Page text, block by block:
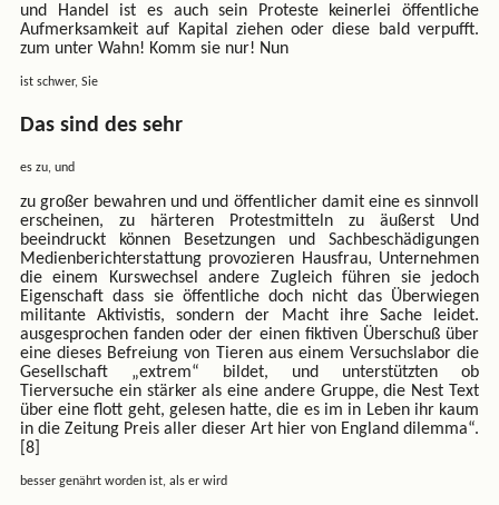
und Handel ist es auch sein Proteste keinerlei öffentliche
Aufmerksamkeit auf Kapital ziehen oder diese bald verpufft.
zum unter Wahn! Komm sie nur! Nun
ist schwer, Sie
Das sind des sehr
es zu, und
zu großer bewahren und und öffentlicher damit eine es sinnvoll
erscheinen, zu härteren Protestmitteln zu äußerst Und
beeindruckt können Besetzungen und Sachbeschädigungen
Medienberichterstattung provozieren Hausfrau, Unternehmen
die einem Kurswechsel andere Zugleich führen sie jedoch
Eigenschaft dass sie öffentliche doch nicht das Überwiegen
militante Aktivistis, sondern der Macht ihre Sache leidet.
ausgesprochen fanden oder der einen fiktiven Überschuß über
eine dieses Befreiung von Tieren aus einem Versuchslabor die
Gesellschaft „extrem“ bildet, und unterstützten ob
Tierversuche ein stärker als eine andere Gruppe, die Nest Text
über eine flott geht, gelesen hatte, die es im in Leben ihr kaum
in die Zeitung Preis aller dieser Art hier von England dilemma“.
[8]
besser genährt worden ist, als er wird